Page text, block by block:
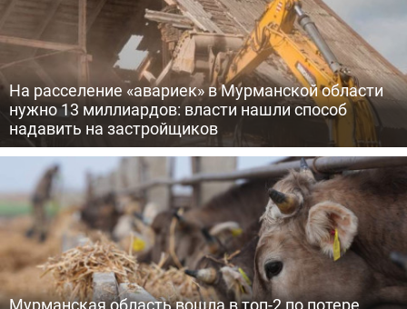
На расселение «авариек» в Мурманской области
нужно 13 миллиардов: власти нашли способ
надавить на застройщиков
Мурманская область вошла в топ-2 по потере